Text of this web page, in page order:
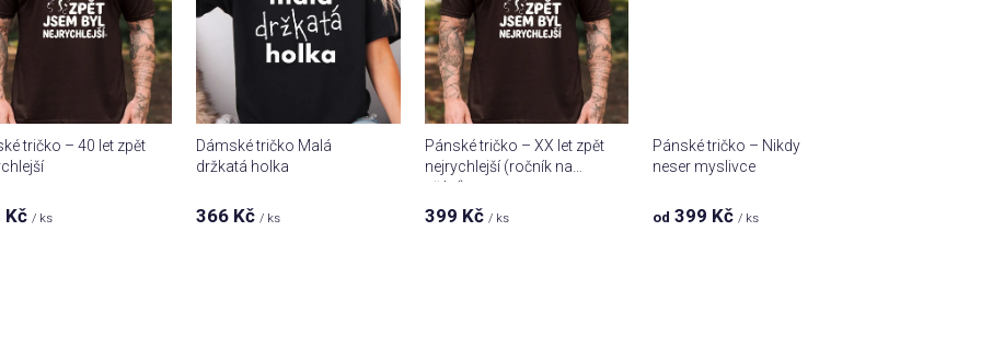
p
r
o
d
u
k
tričko – 40 let zpět
Kč / ks
Dámské tričko Malá
držkatá holka
366 Kč / ks
Pánské tričko – XX let zpět
nejrychlejší (ročník na
přání)
399 Kč / ks
Pánské tričko – Nikdy
neser myslivce
od 399 Kč / ks